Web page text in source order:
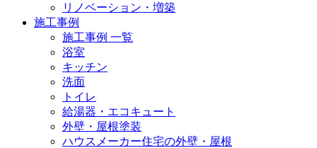
リノベーション・増築
施工事例
施工事例 一覧
浴室
キッチン
洗面
トイレ
給湯器・エコキュート
外壁・屋根塗装
ハウスメーカー住宅の外壁・屋根